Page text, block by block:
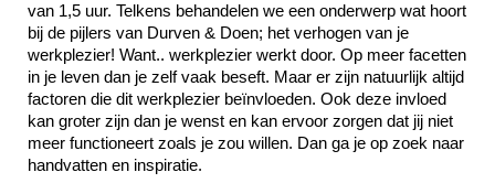
van 1,5 uur. Telkens behandelen we een onderwerp wat hoort
bij de pijlers van Durven & Doen; het verhogen van je
werkplezier! Want.. werkplezier werkt door. Op meer facetten
in je leven dan je zelf vaak beseft. Maar er zijn natuurlijk altijd
factoren die dit werkplezier beïnvloeden. Ook deze invloed
kan groter zijn dan je wenst en kan ervoor zorgen dat jij niet
meer functioneert zoals je zou willen. Dan ga je op zoek naar
handvatten en inspiratie.